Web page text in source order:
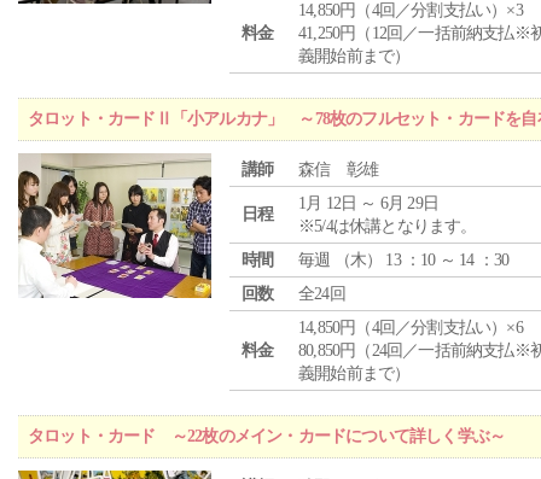
料金
14,850円（4回／分割支払い）×3
41,250円（12回／一括前納支払※
義開始前まで）
タロット・カードⅡ「小アルカナ」 ～78枚のフルセット・カードを自
講師 森信 彰雄
日程
1月 12日 ～ 6月 29日
※5/4は休講となります。
時間
毎週 （木） 13 ：10 ～ 14 ：30
回数
全24回
料金
14,850円（4回／分割支払い）×6
80,850円（24回／一括前納支払※
義開始前まで）
タロット・カード ～22枚のメイン・カードについて詳しく学ぶ～